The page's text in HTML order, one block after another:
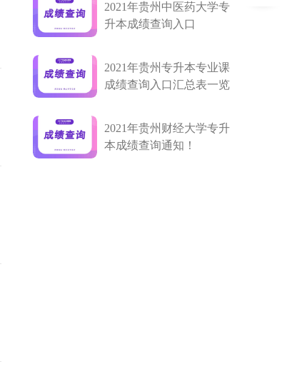
2021年贵州中医药大学专
升本成绩查询入口
2021年贵州专升本专业课
成绩查询入口汇总表一览
2021年贵州财经大学专升
本成绩查询通知！